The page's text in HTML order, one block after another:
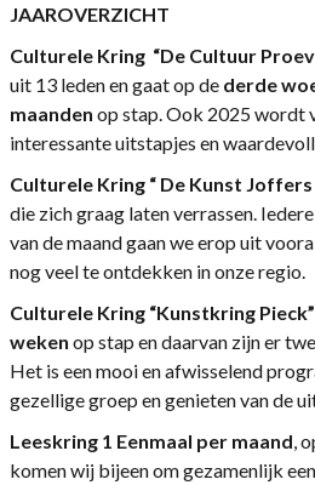
JAAROVERZICHT
Culturele Kring “De Cultuur
uit 13 leden en gaat op de derde
maanden op stap. Ook 2025 wordt
interessante uitstapjes en
Culturele Kring “ De Kunst Joffers
die zich graag laten verrassen.
van de maand gaan we erop uit
nog veel te ontdekken in onze regio.
Culturele Kring “Kunstkring Pieck”
weken op stap en daarvan zijn er
Het is een mooi en afwisselend
gezellige groep en genieten van de
Leeskring 1 Eenmaal per maand,
komen wij bijeen om gezamenlijk